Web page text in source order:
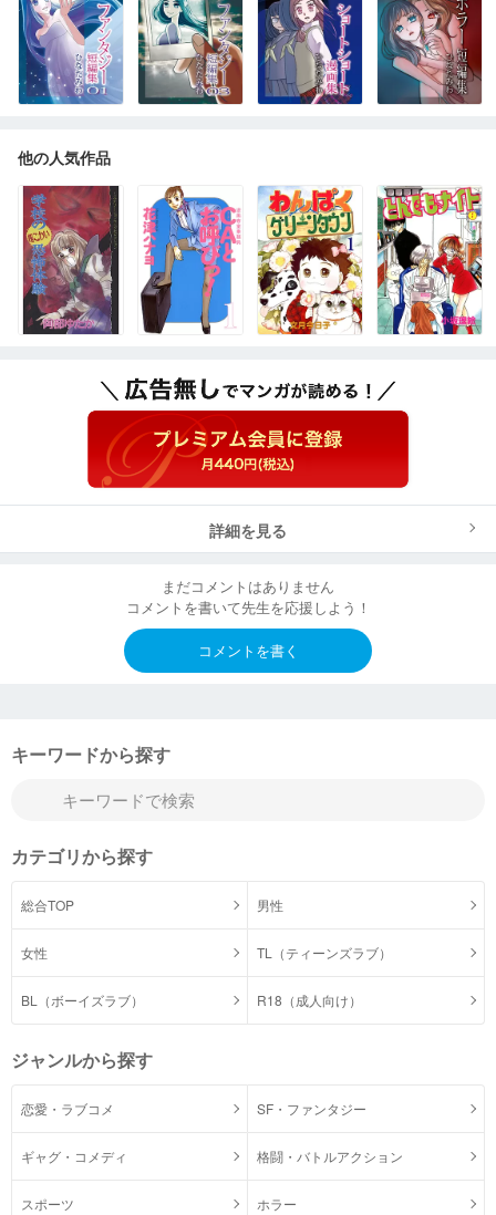
他の人気作品
詳細を見る
まだコメントはありません
コメントを書いて先生を応援しよう！
コメントを書く
キーワードから探す
カテゴリから探す
総合TOP 男性
女性 TL（ティーンズラブ）
BL（ボーイズラブ） R18（成人向け）
ジャンルから探す
恋愛・ラブコメ SF・ファンタジー
ギャグ・コメディ 格闘・バトルアクション
スポーツ ホラー